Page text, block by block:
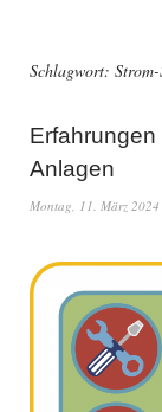
Schlagwort:
Anlagen
Montag, 11. März 2024